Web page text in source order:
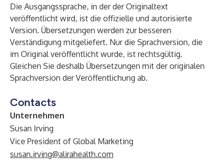
Die Ausgangssprache, in der der Originaltext
veröffentlicht wird, ist die offizielle und autorisierte
Version. Übersetzungen werden zur besseren
Verständigung mitgeliefert. Nur die Sprachversion, die
im Original veröffentlicht wurde, ist rechtsgültig.
Gleichen Sie deshalb Übersetzungen mit der originalen
Sprachversion der Veröffentlichung ab.
Contacts
Unternehmen
Susan Irving
Vice President of Global Marketing
susan.irving@alirahealth.com